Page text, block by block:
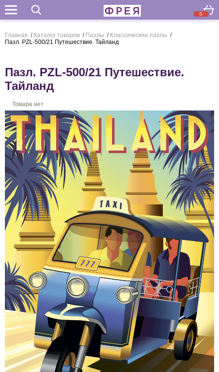
0
Поиск
Главная / Каталог товаров / Пазлы / Классические пазлы /
Пазл. PZL-500/21 Путешествие. Тайланд
Пазл. PZL-500/21 Путешествие.
Тайланд
Товара нет